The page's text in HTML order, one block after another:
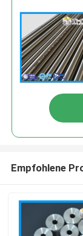
Empfohlene